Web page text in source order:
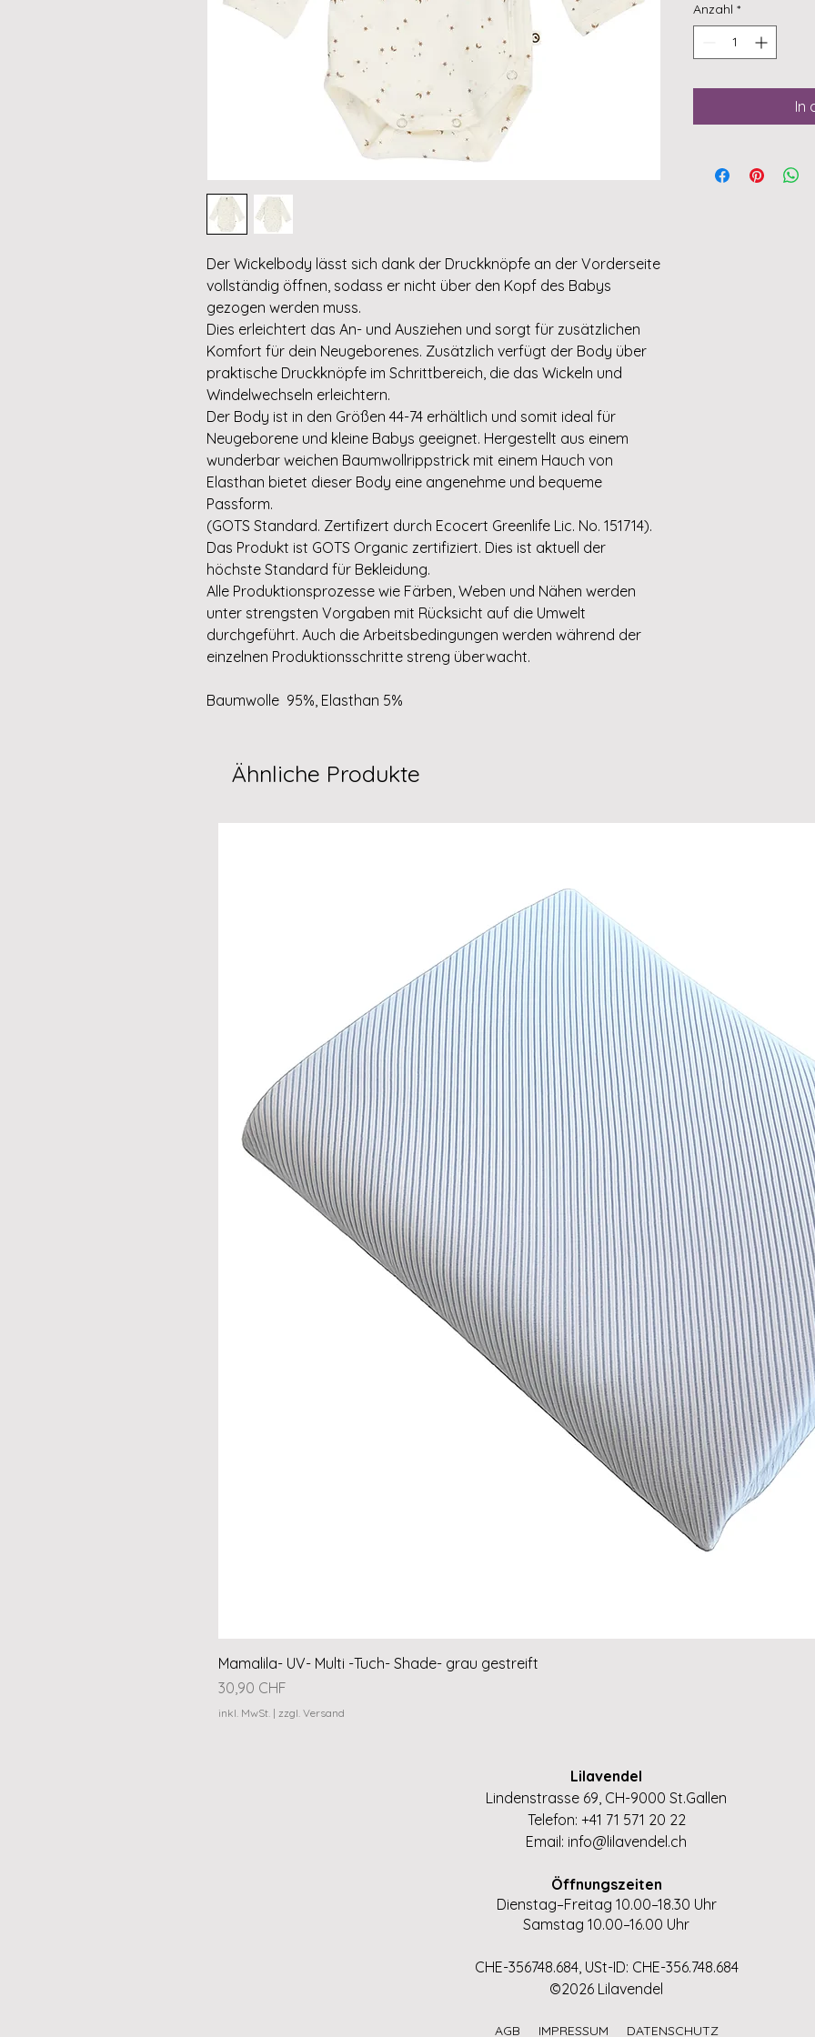
Der Wickelbody lässt sich dank der Druckknöpfe an der Vorderseite
vollständig öffnen, sodass er nicht über den Kopf des Babys
gezogen werden muss.
Dies erleichtert das An- und Ausziehen und sorgt für zusätzlichen
Komfort für dein Neugeborenes. Zusätzlich verfügt der Body über
praktische Druckknöpfe im Schrittbereich, die das Wickeln und
Windelwechseln erleichtern.
Der Body ist in den Größen 44-74 erhältlich und somit ideal für
Neugeborene und kleine Babys geeignet. Hergestellt aus einem
wunderbar weichen Baumwollrippstrick mit einem Hauch von
Elasthan bietet dieser Body eine angenehme und bequeme
Passform.
(GOTS Standard. Zertifizert durch Ecocert Greenlife Lic. No. 151714).
Das Produkt ist GOTS Organic zertifiziert. Dies ist aktuell der
höchste Standard für Bekleidung.
Alle Produktionsprozesse wie Färben, Weben und Nähen werden
unter strengsten Vorgaben mit Rücksicht auf die Umwelt
durchgeführt. Auch die Arbeitsbedingungen werden während der
einzelnen Produktionsschritte streng überwacht.
Baumwolle 95%, Elasthan 5%
Anzahl *
In
Ähnliche Produkte
Mamalila- UV- Multi -Tuch- Shade- grau gestreift
Preis
30,90 CHF
inkl. MwSt. | zzgl. Versand
Lilavendel
Lindenstrasse 69, CH-9000 St.Gallen
Telefon: +41 71 571 20 22
Email: info@lilavendel.ch
Öffnungszeiten
Dienstag–Freitag 10.00–18.30 Uhr
Samstag 10.00–16.00 Uhr
CHE-356748.684, USt-ID: CHE-356.748.684
©2026 Lilavendel
AGB IMPRESSUM DATENSCHUTZ